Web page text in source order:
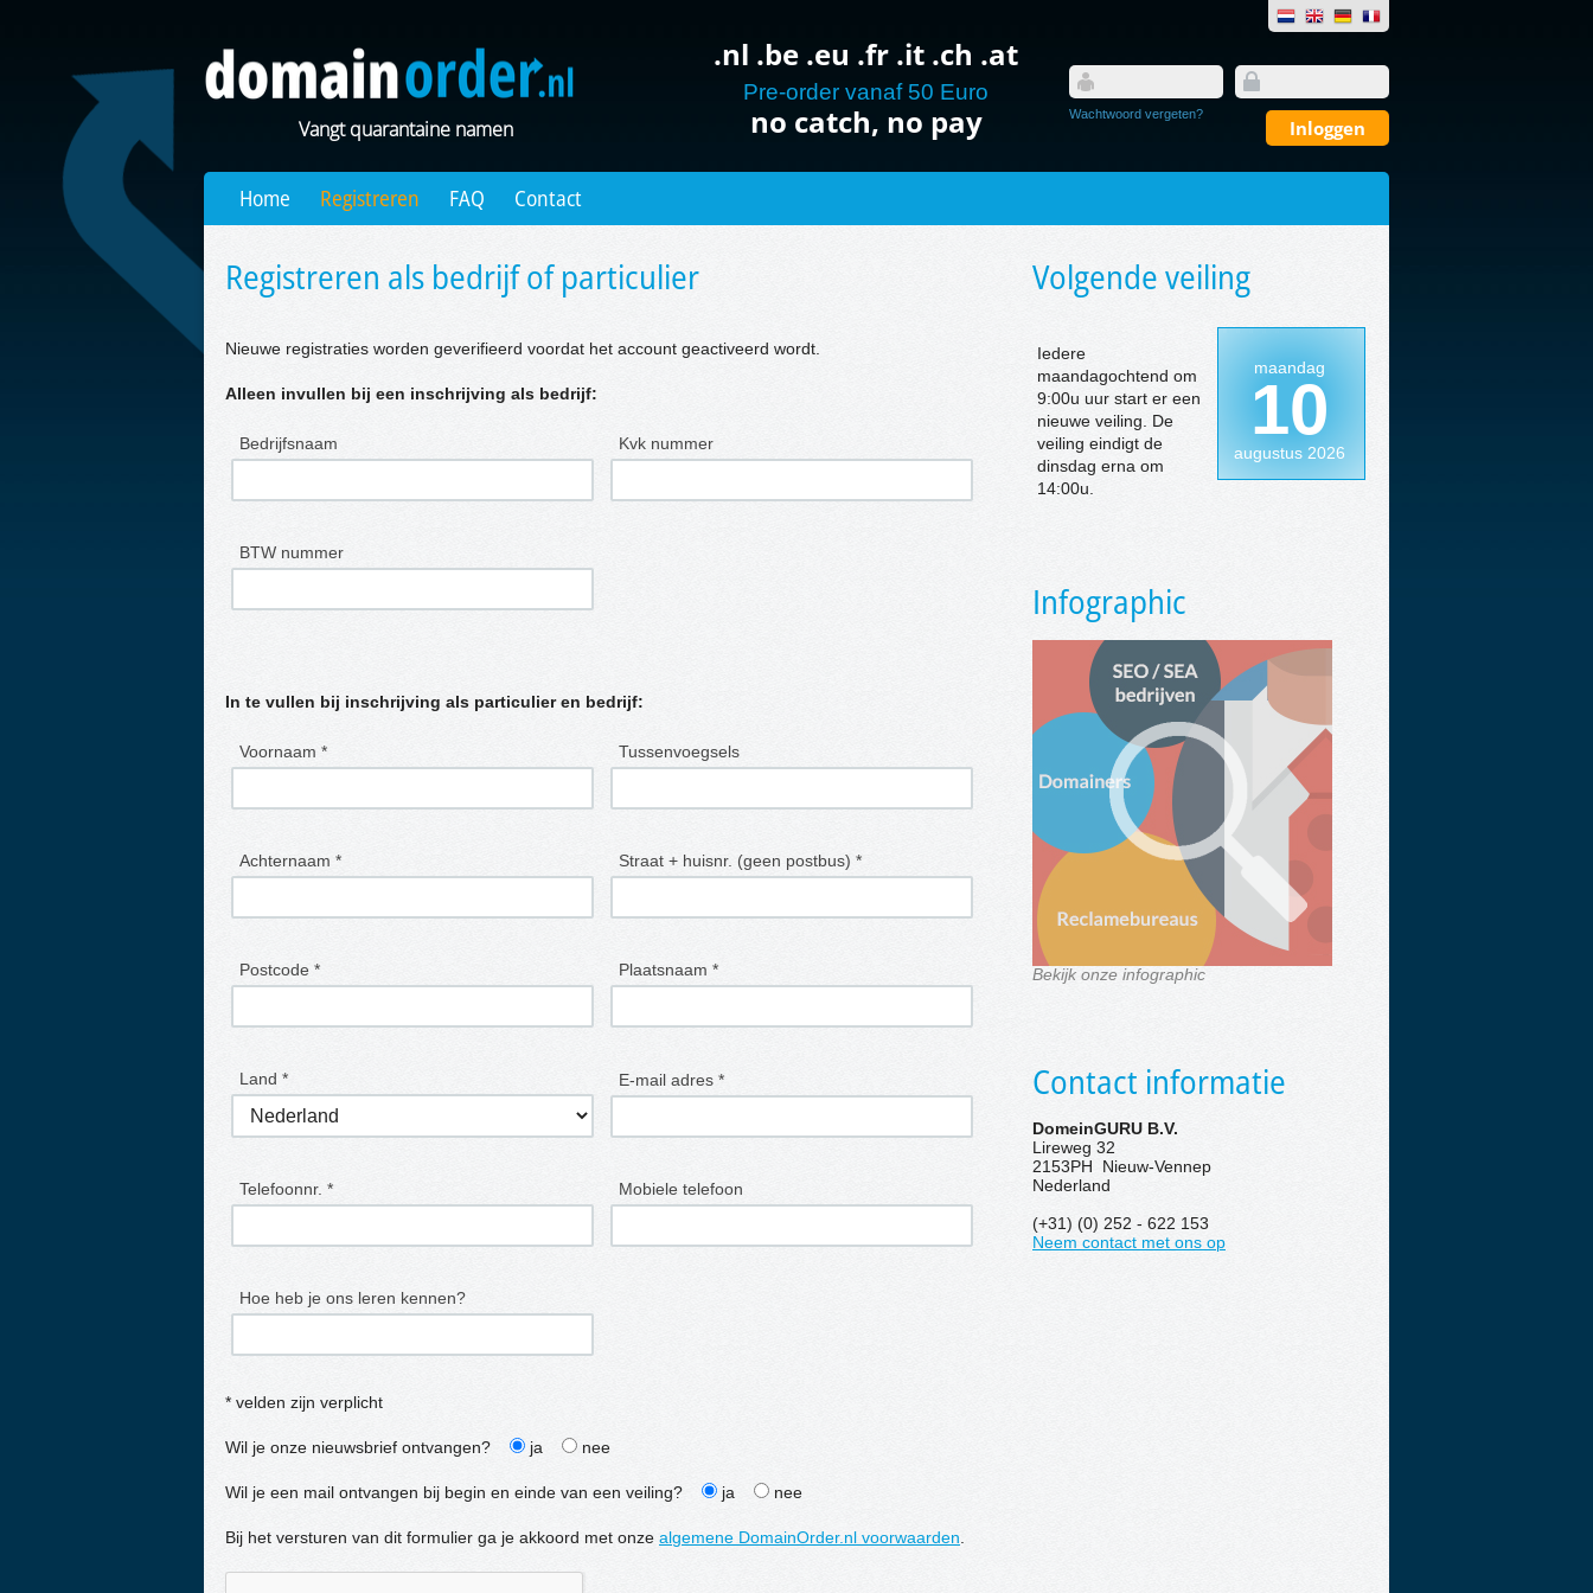
Vangt quarantaine namen
.nl .be .eu .fr .it .ch .at
Pre-order vanaf 50 Euro
no catch, no pay Wachtwoord vergeten?
Home Registreren FAQ Contact
Registreren als bedrijf of particulier
Nieuwe registraties worden geverifieerd voordat het account geactiveerd wordt.
Alleen invullen bij een inschrijving als bedrijf:
Bedrijfsnaam Kvk nummer
BTW nummer
In te vullen bij inschrijving als particulier en bedrijf:
Voornaam * Tussenvoegsels
Achternaam * Straat + huisnr. (geen postbus) *
Postcode * Plaatsnaam *
Land * E-mail adres *
Telefoonnr. * Mobiele telefoon
Hoe heb je ons leren kennen?
* velden zijn verplicht
Wil je onze nieuwsbrief ontvangen? ja nee
Wil je een mail ontvangen bij begin en einde van een veiling? ja nee
Bij het versturen van dit formulier ga je akkoord met onze algemene DomainOrder.nl voorwaarden.
Volgende veiling
Iedere
maandagochtend om
9:00u uur start er een
nieuwe veiling. De
veiling eindigt de
dinsdag erna om
14:00u.
maandag
10
augustus 2026
Infographic
Bekijk onze infographic
Contact informatie
DomeinGURU B.V.
Lireweg 32
2153PH Nieuw-Vennep
Nederland
(+31) (0) 252 - 622 153
Neem contact met ons op